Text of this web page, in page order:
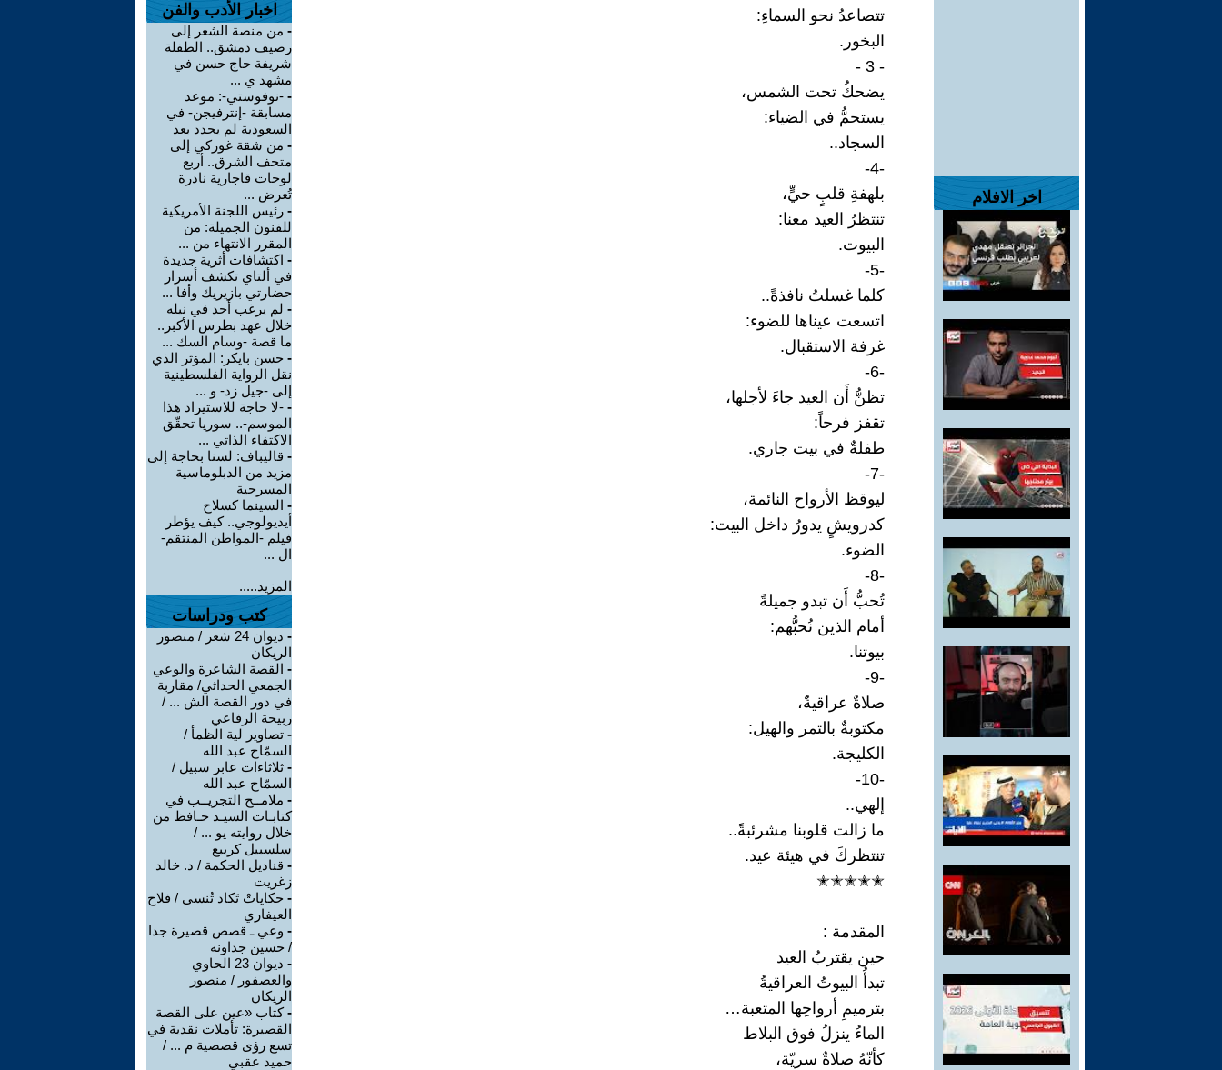
اخر الافلام
تتصاعدُ نحو السماءِ:
البخور.
- 3 -
يضحكُ تحت الشمس،
يستحمُّ في الضياء:
السجاد..
-4-
بلهفةِ قلبٍ حيٍّ،
تنتظرُ العيد معنا:
البيوت.
-5-
كلما غسلتُ نافذةً..
اتسعت عيناها للضوء:
غرفة الاستقبال.
-6-
تظنُّ أَن العيد جاءَ لأجلها،
تقفز فرحاً:
طفلةٌ في بيت جاري.
-7-
ليوقظ الأرواح النائمة،
كدرويشٍ يدورُ داخل البيت:
الضوء.
-8-
تُحبُّ أَن تبدو جميلةً
أمام الذين نُحبُّهم:
بيوتنا.
-9-
صلاةٌ عراقيةٌ،
مكتوبةٌ بالتمر والهيل:
الكليجة.
-10-
إلهي..
ما زالت قلوبنا مشرئبةً..
تنتظركَ في هيئة عيد.
✭✭✭✭✭
المقدمة :
حين يقتربُ العيد
تبدأُ البيوتُ العراقيةُ
بترميمِ أرواحِها المتعبة…
الماءُ ينزلُ فوق البلاط
كأنّهُ صلاةٌ سريّة،
اخبار الأدب والفن
- من منصة الشعر إلى
رصيف دمشق.. الطفلة
شريفة حاج حسن في
مشهد ي ...
- -نوفوستي-: موعد
مسابقة -إنترفيجن- في
السعودية لم يحدد بعد
- من شقة غوركي إلى
متحف الشرق.. أربع
لوحات قاجارية نادرة
تُعرض ...
- رئيس اللجنة الأمريكية
للفنون الجميلة: من
المقرر الانتهاء من ...
- اكتشافات أثرية جديدة
في ألتاي تكشف أسرار
حضارتي بازيريك وأفا ...
- لم يرغب أحد في نيله
خلال عهد بطرس الأكبر..
ما قصة -وسام السك ...
- حسن بايكر: المؤثر الذي
نقل الرواية الفلسطينية
إلى -جيل زد- و ...
- -لا حاجة للاستيراد هذا
الموسم-.. سوريا تحقّق
الاكتفاء الذاتي ...
- قاليباف: لسنا بحاجة إلى
مزيد من الدبلوماسية
المسرحية
- السينما كسلاح
أيديولوجي.. كيف يؤطر
فيلم -المواطن المنتقم-
ال ...
المزيد.....
كتب ودراسات
-
ديوان 24 شعر / منصور
الريكان
- القصة الشاعرة والوعي
الجمعي الحداثي/ مقاربة
في دور القصة الش ... /
ربيحة الرفاعي
- تصاوير لية الظمأ /
السمّاح عبد الله
- ثلاثاءات عابر سبيل /
السمّاح عبد الله
- ملامــح التجريــب في
كتابـات السيـد حـافظ من
خلال روايته يو ... /
سلسبيل كريبع
- قناديل الحكمة / د. خالد
زغريت
- حكاياتْ تَكاد تُنسى / فلاح
العيفاري
- وعي ـ قصص قصيرة جدا
/ حسين جداونه
-
ديوان 23 الحاوي
والعصفور / منصور
الريكان
-كتاب «عين على القصة
القصيرة: تأملات نقدية في
تسع رؤى قصصية م ... /
حميد عقبي